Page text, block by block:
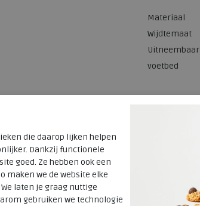
Materiaal
Wijdtemaat
Uitneembaar
voetbed
die daarop lijken helpen
Dankzij functionele
goed. Ze hebben ook een
maken we de website elke
laten je graag nuttige
gebruiken we technologie